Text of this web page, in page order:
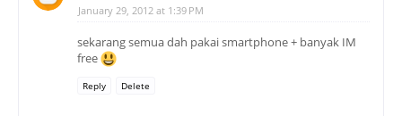
January 29, 2012 at 1:39 PM
sekarang semua dah pakai smartphone + banyak IM
free
Reply Delete